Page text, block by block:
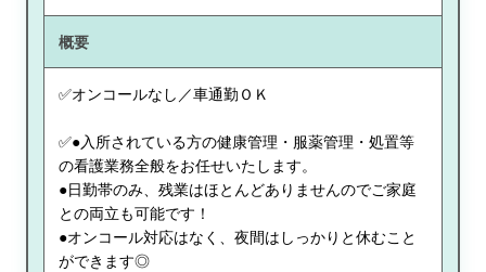
概要
✅オンコールなし／車通勤ＯＫ
✅●入所されている方の健康管理・服薬管理・処置等
の看護業務全般をお任せいたします。
●日勤帯のみ、残業はほとんどありませんのでご家庭
との両立も可能です！
●オンコール対応はなく、夜間はしっかりと休むこと
ができます◎